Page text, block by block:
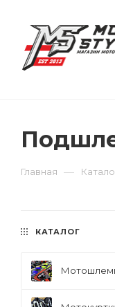
Главная —
КАТАЛОГ